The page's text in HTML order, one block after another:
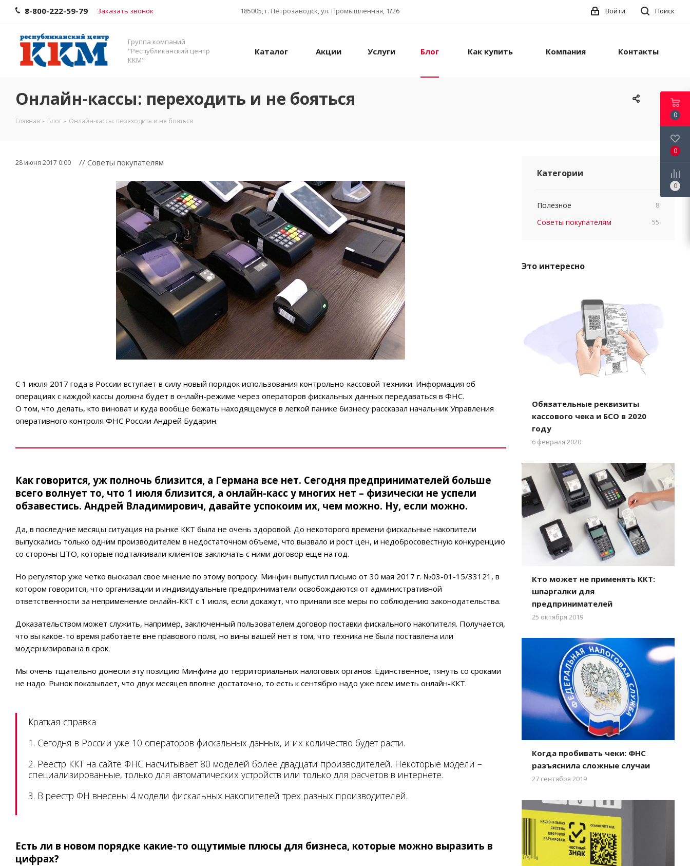
8-800-222-59-79 Заказать звонок 185005, г. Петрозаводск, ул. Промышленная, 1/26 Поиск
Войти
Группа компаний
"Республиканский центр
ККМ"
Каталог Акции Услуги Блог Как купить Компания Контакты
Онлайн-кассы: переходить и не бояться
Главная - Блог - Онлайн-кассы: переходить и не бояться
28 июня 2017 0:00 // Советы покупателям
С 1 июля 2017 года в России вступает в силу новый порядок использования контрольно-кассовой техники. Информация об
операциях с каждой кассы должна будет в онлайн-режиме через операторов фискальных данных передаваться в ФНС.
О том, что делать, кто виноват и куда вообще бежать находящемуся в легкой панике бизнесу рассказал начальник Управления
оперативного контроля ФНС России Андрей Бударин.
Как говорится, уж полночь близится, а Германа все нет. Сегодня предпринимателей больше
всего волнует то, что 1 июля близится, а онлайн-касс у многих нет – физически не успели
обзавестись. Андрей Владимирович, давайте успокоим их, чем можно. Ну, если можно.
Да, в последние месяцы ситуация на рынке ККТ была не очень здоровой. До некоторого времени фискальные накопители
выпускались только одним производителем в недостаточном объеме, что вызвало и рост цен, и недобросовестную конкуренцию
со стороны ЦТО, которые подталкивали клиентов заключать с ними договор еще на год.
Но регулятор уже четко высказал свое мнение по этому вопросу. Минфин выпустил письмо от 30 мая 2017 г. №03-01-15/33121, в
котором говорится, что организации и индивидуальные предприниматели освобождаются от административной
ответственности за неприменение онлайн-ККТ с 1 июля, если докажут, что приняли все меры по соблюдению законодательства.
Доказательством может служить, например, заключенный пользователем договор поставки фискального накопителя. Получается,
что вы какое-то время работаете вне правового поля, но вины вашей нет в том, что техника не была поставлена или
модернизирована в срок.
Мы очень тщательно донесли эту позицию Минфина до территориальных налоговых органов. Единственное, тянуть со сроками
не надо. Рынок показывает, что двух месяцев вполне достаточно, то есть к сентябрю надо уже всем иметь онлайн-ККТ.
Краткая справка
1. Сегодня в России уже 10 операторов фискальных данных, и их количество будет расти.
2. Реестр ККТ на сайте ФНС насчитывает 80 моделей более двадцати производителей. Некоторые модели –
специализированные, только для автоматических устройств или только для расчетов в интернете.
3. В реестр ФН внесены 4 модели фискальных накопителей трех разных производителей.
Есть ли в новом порядке какие-то ощутимые плюсы для бизнеса, которые можно выразить в
цифрах?
Категории
Полезное 8
Советы покупателям 55
Это интересно
Обязательные реквизиты
кассового чека и БСО в 2020
году
6 февраля 2020
Кто может не применять ККТ:
шпаргалки для
предпринимателей
25 октября 2019
Когда пробивать чеки: ФНС
разъяснила сложные случаи
27 сентября 2019
0
0
0